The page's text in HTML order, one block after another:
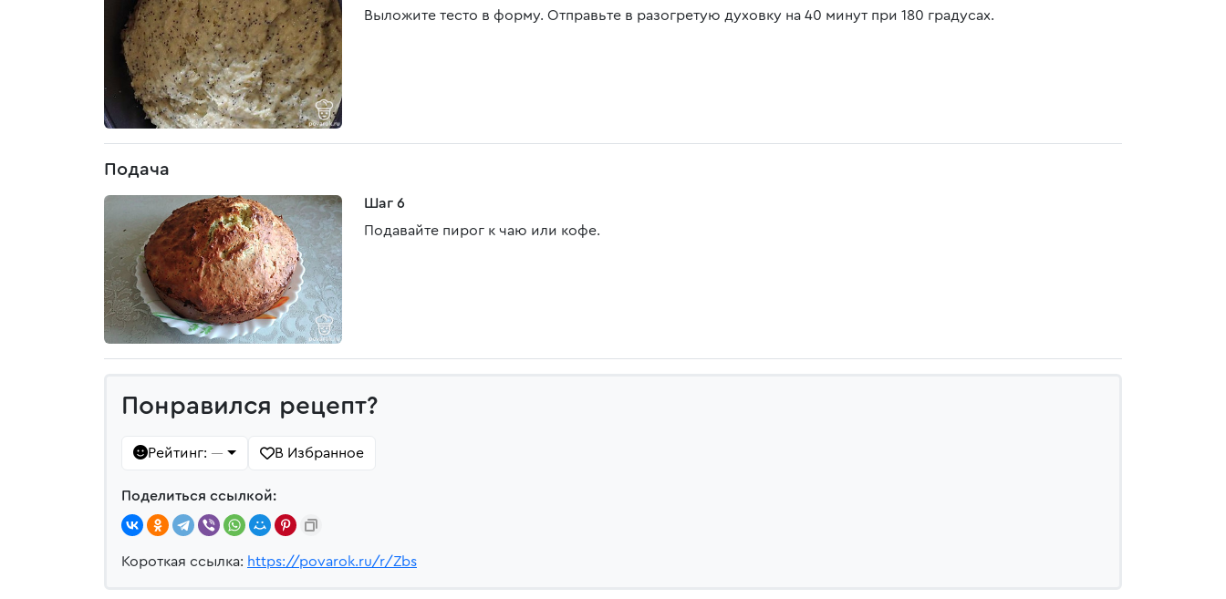
Выложите тесто в форму. Отправьте в разогретую духовку на 40 минут при 180 градусах.
Подача
Шаг 6
Подавайте пирог к чаю или кофе.
Понравился рецепт?
Рейтинг: — В Избранное
Поделиться ссылкой:
Короткая ссылка: https://povarok.ru/r/Zbs